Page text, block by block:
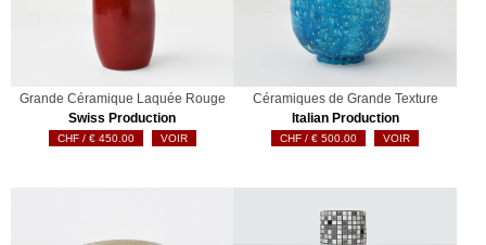
Grande Céramique Laquée Rouge
Swiss Production
€450.00 VOIR
Céramiques de Grande Texture
Italian Production
€ 500.00 VOIR